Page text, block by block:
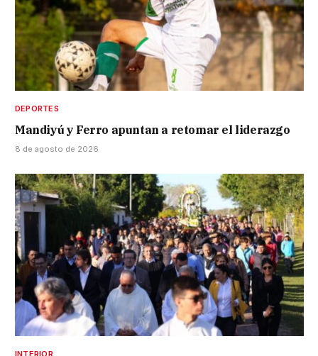
DEPORTES
Mandiyú y Ferro apuntan a retomar el liderazgo
8 de agosto de 2026